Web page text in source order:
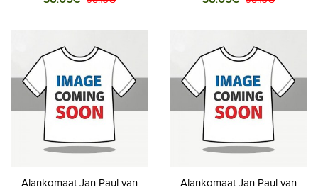
Alankomaat Jan Paul van
Alankomaat Jan Paul van